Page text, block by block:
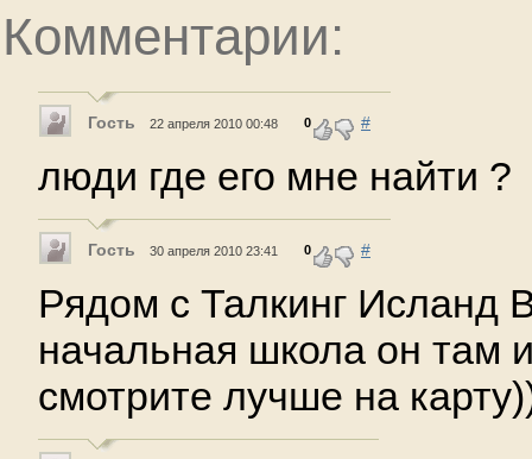
Комментарии:
Гость 22 апреля 2010 00:48 0 #
люди где его мне найти ?
Гость 30 апреля 2010 23:41 0 #
Рядом с Талкинг Исланд
начальная школа он там
смотрите лучше на